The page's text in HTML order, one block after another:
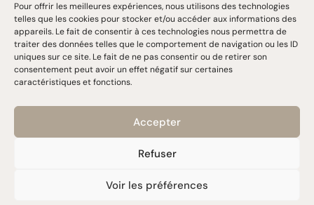
Pour offrir les meilleures expériences, nous utilisons des technologies
telles que les cookies pour stocker et/ou accéder aux informations des
appareils. Le fait de consentir à ces technologies nous permettra de
traiter des données telles que le comportement de navigation ou les ID
uniques sur ce site. Le fait de ne pas consentir ou de retirer son
consentement peut avoir un effet négatif sur certaines
caractéristiques et fonctions.
Accepter
Refuser
Voir les préférences
(RDC, accès PMR)
Prendre rendez-vous
Horaires
Lundi – vendredi
8h45 – 12h45 / 13h30 – 18h
Langues
English
Politique de confidentialité
Mentions légales